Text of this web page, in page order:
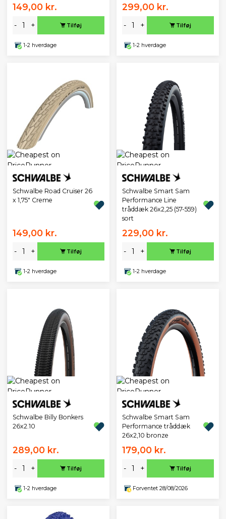
149,00 kr.
- + Tilføj
1-2 hverdage
299,00 kr.
- + Tilføj
1-2 hverdage
Schwalbe Road Cruiser 26
x 1,75" Creme
149,00 kr.
- + Tilføj
1-2 hverdage
Schwalbe Smart Sam
Performance Line
tråddæk 26x2,25 (57-559)
sort
229,00 kr.
- + Tilføj
1-2 hverdage
Schwalbe Billy Bonkers
26x2.10
289,00 kr.
- + Tilføj
1-2 hverdage
Schwalbe Smart Sam
Performance tråddæk
26x2,10 bronze
179,00 kr.
- + Tilføj
Forventet 28/08/2026